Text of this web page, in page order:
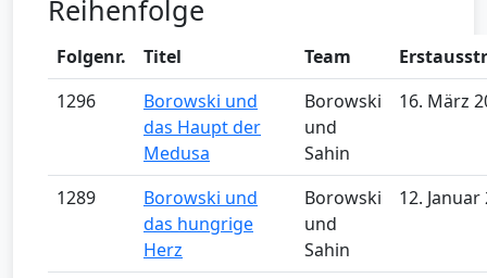
Reihenfolge
Folgenr. Titel Team
1296
Borowski und
das Haupt der
Medusa
Borowski
und
Sahin
16. März
1289
Borowski und
das hungrige
Herz
Borowski
und
Sahin
12. Januar